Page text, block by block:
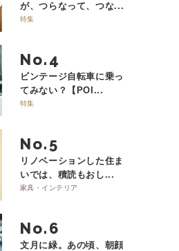
が、つらなって、つな...
特集
No.
ビンテージ自転車に乗っ
てみない？【POI...
特集
No.
リノベーションした住ま
いでは、積読もおし...
家具・インテリア
No.
文月に緑。あの頃、朝顔